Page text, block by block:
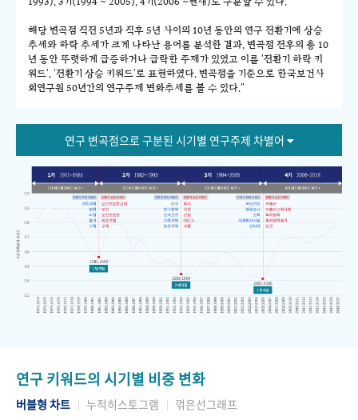
해당 변곡점 직전 5년과 직후 5년 사이의 10년 동안의 연구 전환기에 상승
추세와 하락 추세가 크게 나타난 용어를 분석한 결과, 변곡점 전후의 총 10
년 동안 뚜렷하게 급증하거나 급락한 주제가 있었고 이를 '전환기 하락 키
워드', '전환기 상승 키워드'로 표현하였다. 변곡점을 기준으로 한국보건사
회연구원 50년간의 연구주제 변화추세를 볼 수 있다."
연구 변곡점으로 구분된 시기별 연구주제 차별어
연구 키워드의 시기별 비중 변화
버블형 차트 누적히스토그램 꺾은선그래프